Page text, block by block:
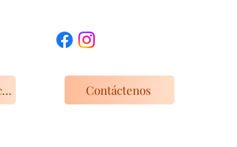
Introducción y acceso a las instalaciones Contáctenos